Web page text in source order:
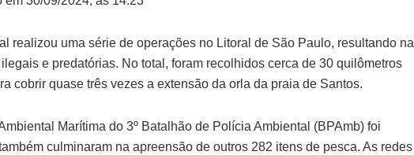
realizou uma série de operações no Litoral de São Paulo, resultando na
e predatórias. No total, foram recolhidos cerca de 30 quilômetros
cobrir quase três vezes a extensão da orla da praia de Santos.
Marítima do 3º Batalhão de Polícia Ambiental (BPAmb) foi
culminaram na apreensão de outros 282 itens de pesca. As redes